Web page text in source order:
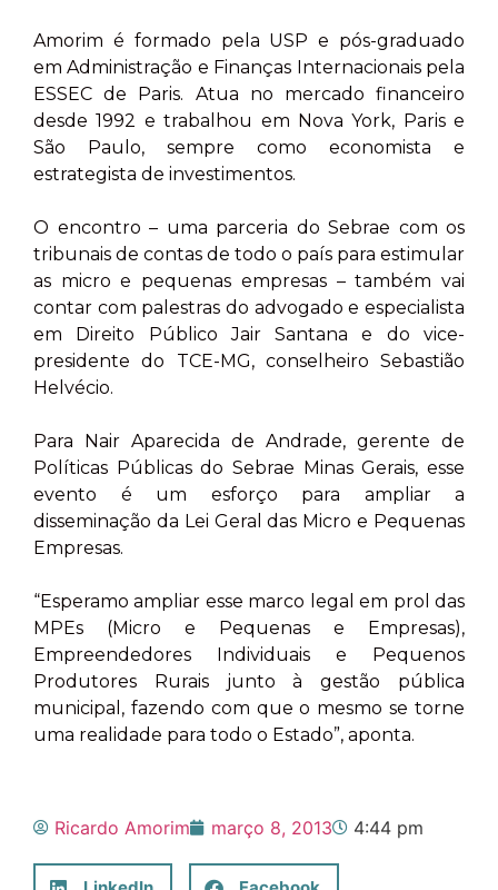
Amorim é formado pela USP e pós-graduado
em Administração e Finanças Internacionais pela
ESSEC de Paris. Atua no mercado financeiro
desde 1992 e trabalhou em Nova York, Paris e
São Paulo, sempre como economista e
estrategista de investimentos.
O encontro – uma parceria do Sebrae com os
tribunais de contas de todo o país para estimular
as micro e pequenas empresas – também vai
contar com palestras do advogado e especialista
em Direito Público Jair Santana e do vice-
presidente do TCE-MG, conselheiro Sebastião
Helvécio.
Para Nair Aparecida de Andrade, gerente de
Políticas Públicas do Sebrae Minas Gerais, esse
evento é um esforço para ampliar a
disseminação da Lei Geral das Micro e Pequenas
Empresas.
“Esperamo ampliar esse marco legal em prol das
MPEs (Micro e Pequenas e Empresas),
Empreendedores Individuais e Pequenos
Produtores Rurais junto à gestão pública
municipal, fazendo com que o mesmo se torne
uma realidade para todo o Estado”, aponta.
Ricardo Amorim março 8, 2013 4:44 pm